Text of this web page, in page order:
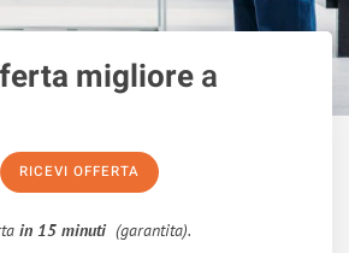
migliorea
RICEVI OFFERTA
in 15 minuti (garantita).